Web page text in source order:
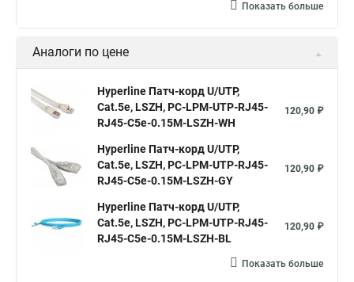
Показать больше
Аналоги по цене
Hyperline Патч-корд U/UTP,
Cat.5е, LSZH, PC-LPM-UTP-RJ45-
RJ45-C5e-0.15M-LSZH-WH
120,90 ₽
Hyperline Патч-корд U/UTP,
Cat.5е, LSZH, PC-LPM-UTP-RJ45-
RJ45-C5e-0.15M-LSZH-GY
120,90 ₽
Hyperline Патч-корд U/UTP,
Cat.5е, LSZH, PC-LPM-UTP-RJ45-
RJ45-C5e-0.15M-LSZH-BL
120,90 ₽
Показать больше